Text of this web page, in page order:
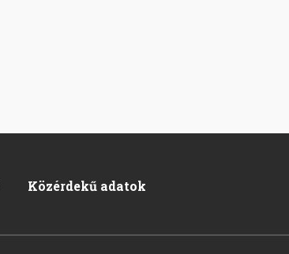
Közérdekű adatok